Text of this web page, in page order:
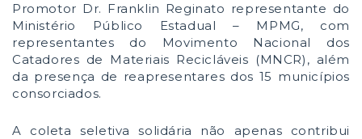
Promotor Dr. Franklin Reginato representante do
Ministério Público Estadual – MPMG, com
representantes do Movimento Nacional dos
Catadores de Materiais Recicláveis (MNCR), além
da presença de reapresentares dos 15 municípios
consorciados.
A coleta seletiva solidária não apenas contribui